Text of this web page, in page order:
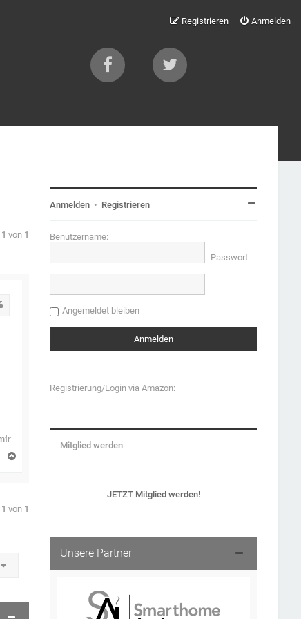
Anmelden
Registrieren
1 von 1
b
1 von 1
Anmelden • Registrieren
Benutzername:
Passwort:
Angemeldet bleiben
Registrierung/Login via Amazon:
Mitglied werden
JETZT Mitglied werden!
Unsere Partner